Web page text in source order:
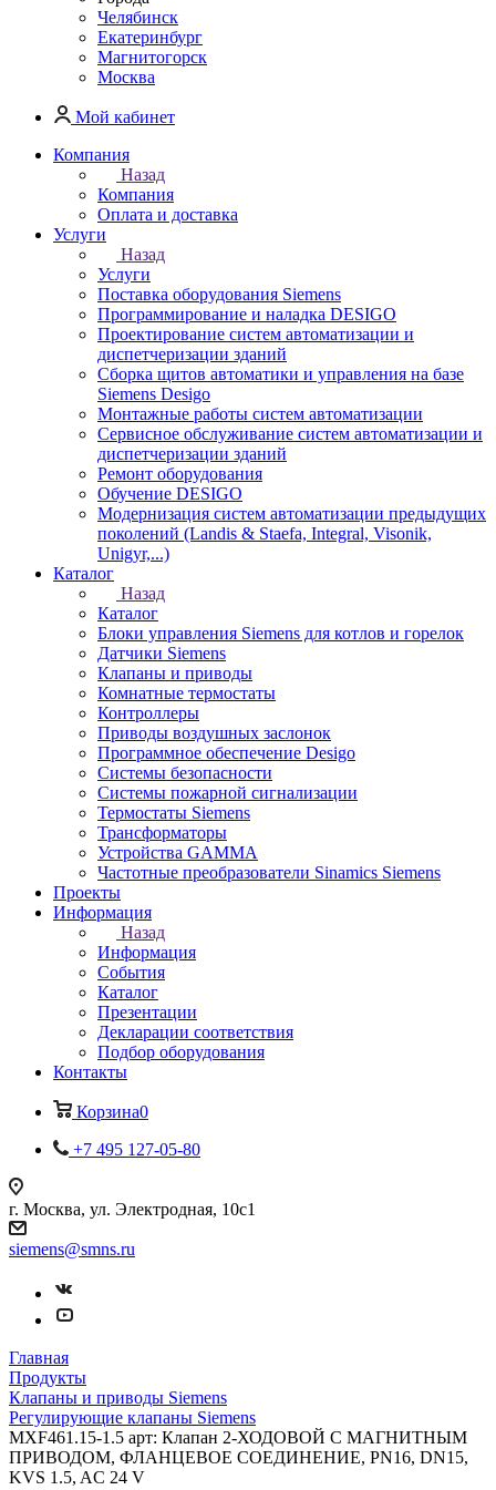
Челябинск
Екатеринбург
Магнитогорск
Москва
Мой кабинет
Компания
Назад
Компания
Оплата и доставка
Услуги
Назад
Услуги
Поставка оборудования Siemens
Программирование и наладка DESIGO
Проектирование систем автоматизации и
диспетчеризации зданий
Сборка щитов автоматики и управления на базе
Siemens Desigo
Монтажные работы систем автоматизации
Сервисное обслуживание систем автоматизации и
диспетчеризации зданий
Ремонт оборудования
Обучение DESIGO
Модернизация систем автоматизации предыдущих
поколений (Landis & Staefa, Integral, Visonik,
Unigyr,...)
Каталог
Назад
Каталог
Блоки управления Siemens для котлов и горелок
Датчики Siemens
Клапаны и приводы
Комнатные термостаты
Контроллеры
Приводы воздушных заслонок
Программное обеспечение Desigo
Системы безопасности
Системы пожарной сигнализации
Термостаты Siemens
Трансформаторы
Устройства GAMMA
Частотные преобразователи Sinamics Siemens
Проекты
Информация
Назад
Информация
События
Каталог
Презентации
Декларации соответствия
Подбор оборудования
Контакты
Корзина0
+7 495 127-05-80
г. Москва, ул. Электродная, 10с1
siemens@smns.ru
Главная
Продукты
Клапаны и приводы Siemens
Регулирующие клапаны Siemens
MXF461.15-1.5 арт: Клапан 2-ХОДОВОЙ С МАГНИТНЫМ
ПРИВОДОМ, ФЛАНЦЕВОЕ СОЕДИНЕНИЕ, PN16, DN15,
KVS 1.5, AC 24 V